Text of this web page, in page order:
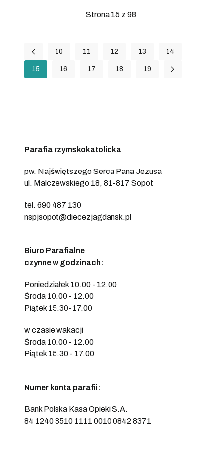
Strona 15 z 98
10 11 12 13 14
15 16 17 18 19
Parafia rzymskokatolicka
pw. Najświętszego Serca Pana Jezusa
ul. Malczewskiego 18, 81-817 Sopot
tel. 690 487 130
nspjsopot@diecezjagdansk.pl
Biuro Parafialne
czynne w godzinach:
Poniedziałek 10.00 - 12.00
Środa 10.00 - 12.00
Piątek 15.30-17.00
w czasie wakacji
Środa 10.00 - 12.00
Piątek 15.30 - 17.00
Numer konta parafii:
Bank Polska Kasa Opieki S.A.
84 1240 3510 1111 0010 0842 8371